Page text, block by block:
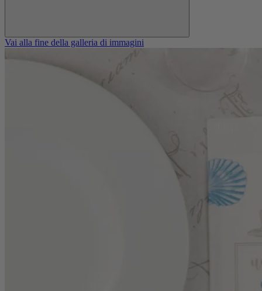
Vai alla fine della galleria di immagini